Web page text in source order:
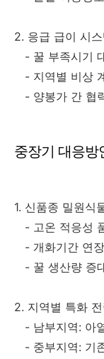
2. 응급 급이 시
- 꿀 부족시기
- 지역별 비상
- 양봉가 간 협
중장기 대응방
1. 신품종 밀원식
- 고온 적응성
- 개화기간 연
- 꿀 생산량 증
2. 지역별 특화
- 남부지역: 아
- 중부지역: 기